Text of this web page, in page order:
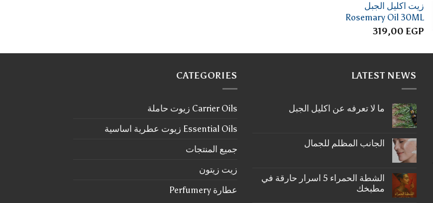
زيت اكليل الجبل
Rosemary Oil 30ML
319,00 EGP
LATEST NEWS
ما لا تعرفه عن اكليل الجبل
على
ما
اكليل
الجبل
الجانب المظلم للجمال
على
الجانب
المظلم
الشطة الحمراء 5 اسرار حارقة في
مطبخك
CATEGORIES
Carrier Oils زيوت حاملة
Essential Oils زيوت عطرية اساسية
جميع المنتجات
زيت زيتون
عطارة Perfumery